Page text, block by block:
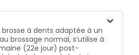
brosse à dents adaptée à un
brossage normal, s’utilise à
(22e jour) post-